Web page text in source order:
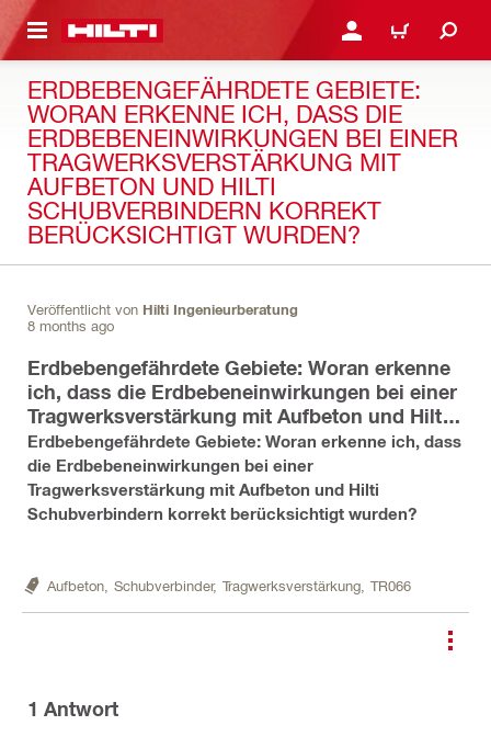
ANMELDEN ODER
WARENKORB
ERDBEBENGEFÄHRDETE GEBIETE:
WORAN ERKENNE ICH, DASS DIE
ERDBEBENEINWIRKUNGEN BEI EINER
TRAGWERKSVERSTÄRKUNG MIT
AUFBETON UND HILTI
SCHUBVERBINDERN KORREKT
BERÜCKSICHTIGT WURDEN?
Veröffentlicht von Hilti Ingenieurberatung
8 months ago
Erdbebengefährdete Gebiete: Woran erkenne
ich, dass die Erdbebeneinwirkungen bei einer
Tragwerksverstärkung mit Aufbeton und Hilti
Schubverbindern korrekt berücksichtigt
wurden?
Erdbebengefährdete Gebiete: Woran erkenne ich, dass
die Erdbebeneinwirkungen bei einer
Tragwerksverstärkung mit Aufbeton und Hilti
Schubverbindern korrekt berücksichtigt wurden?
Aufbeton, Schubverbinder, Tragwerksverstärkung, TR066
1 Antwort